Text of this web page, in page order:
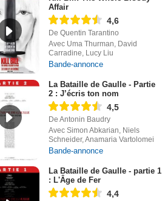
Affair
4,6
De Quentin Tarantino
Avec Uma Thurman, David
Carradine, Lucy Liu
Bande-annonce
La Bataille de Gaulle - Partie
2 : J’écris ton nom
4,5
De Antonin Baudry
Avec Simon Abkarian, Niels
Schneider, Anamaria Vartolomei
Bande-annonce
La Bataille de Gaulle - partie 1
: L'Âge de Fer
4,4